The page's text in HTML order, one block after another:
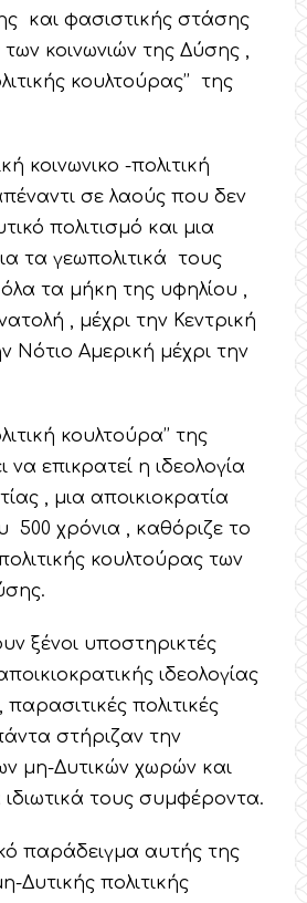
και φασιστικής στάσης
κοινωνιών της Δύσης ,
κουλτούρας’’ της
κοινωνικο -πολιτική
σε λαούς που δεν
πολιτισμό και μια
τα γεωπολιτικά τους
τα μήκη της υφηλίου ,
, μέχρι την Κεντρική
Νότιο Αμερική μέχρι την
κουλτούρα’’ της
να επικρατεί η ιδεολογία
, μια αποικιοκρατία
500 χρόνια , καθόριζε το
κουλτούρας των
ξένοι υποστηρικτές
ιδεολογίας
πολιτικές
στήριζαν την
μη-Δυτικών χωρών και
ιδιωτικά τους συμφέροντα.
παράδειγμα αυτής της
Δυτικής πολιτικής